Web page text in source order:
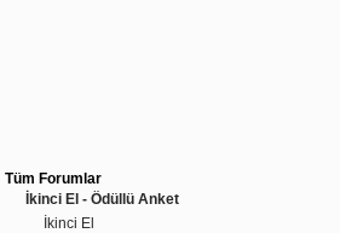
Tüm Forumlar
İkinci El - Ödüllü Anket
İkinci El